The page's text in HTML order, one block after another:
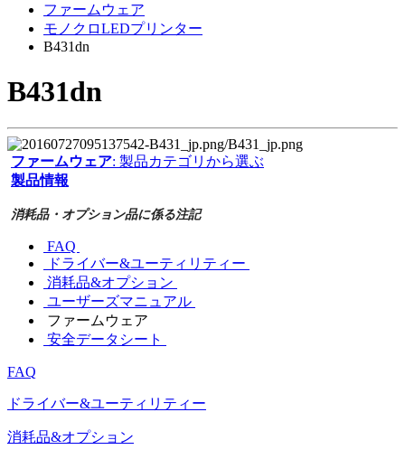
ファームウェア
モノクロLEDプリンター
B431dn
B431dn
ファームウェア: 製品カテゴリから選ぶ
製品情報
消耗品・オプション品に係る注記
FAQ
ドライバー&ユーティリティー
消耗品&オプション
ユーザーズマニュアル
ファームウェア
安全データシート
FAQ
ドライバー&ユーティリティー
消耗品&オプション